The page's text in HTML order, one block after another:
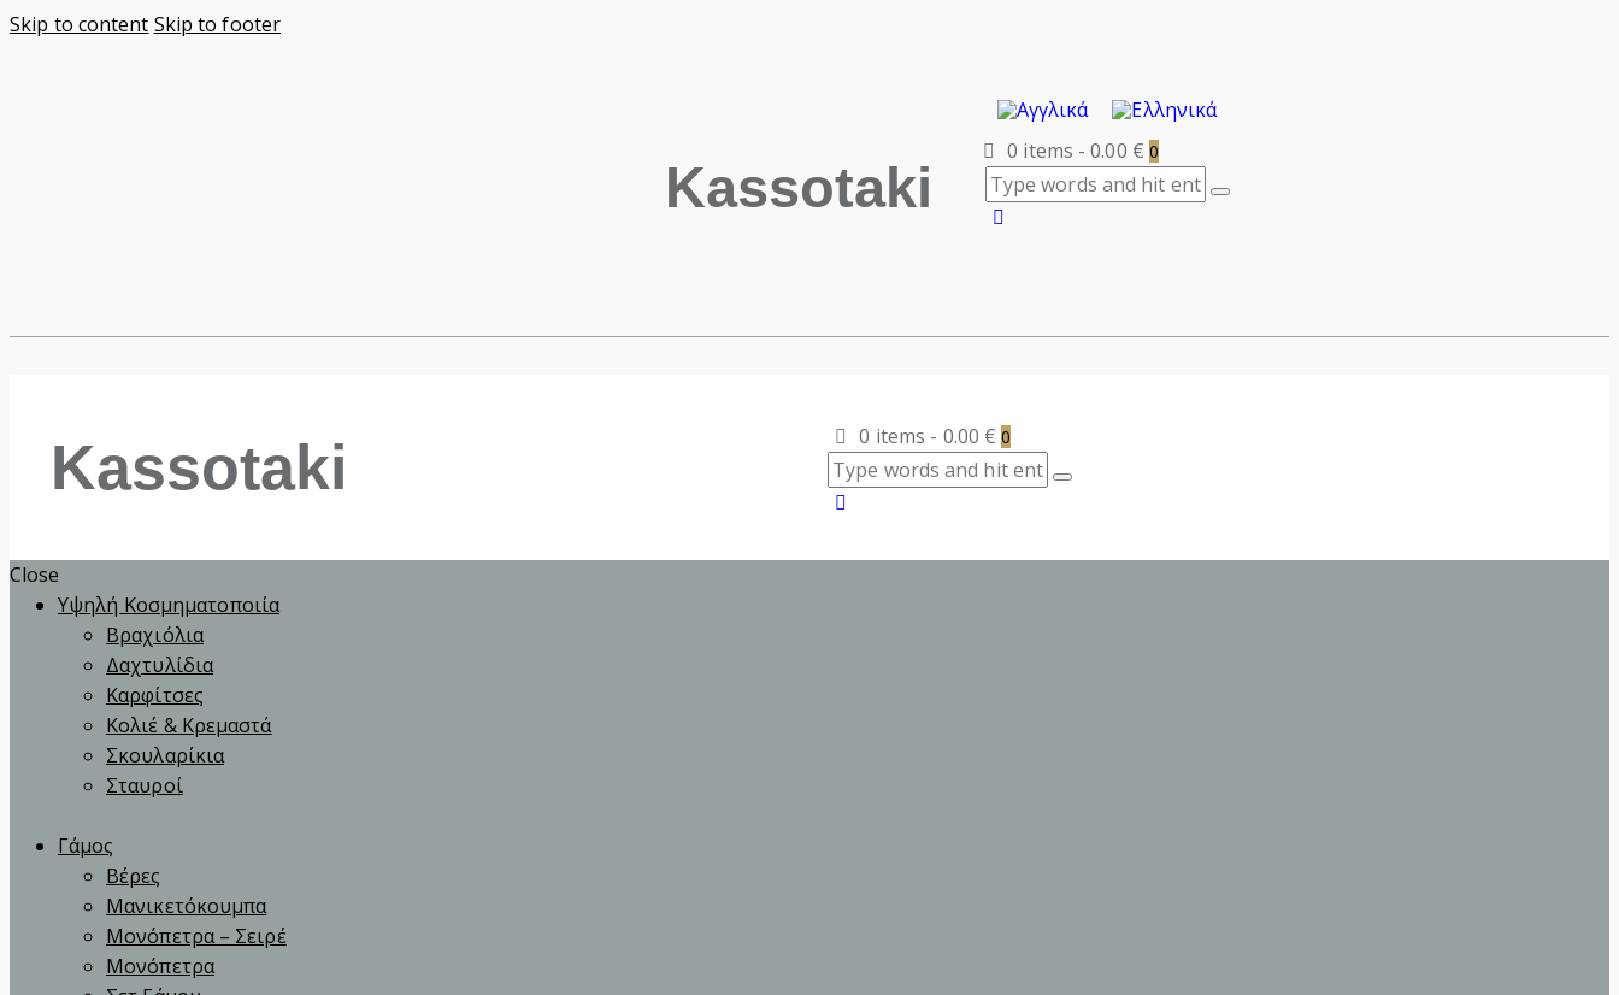
Skip to content Skip to footer
Kassotaki
0 items - 0.00 € 0
Kassotaki 0 items - 0.00 € 0
Close
Υψηλή Κοσμηματοποιία
Βραχιόλια
Δαχτυλίδια
Καρφίτσες
Κολιέ & Κρεμαστά
Σκουλαρίκια
Σταυροί
Γάμος
Βέρες
Μανικετόκουμπα
Μονόπετρα – Σειρέ
Μονόπετρα